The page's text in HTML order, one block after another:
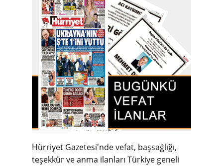
Hürriyet Gazetesi'nde vefat, başsağlığı,
teşekkür ve anma ilanları Türkiye geneli